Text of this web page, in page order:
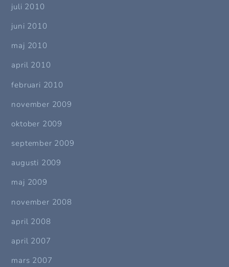
juli 2010
juni 2010
maj 2010
april 2010
februari 2010
november 2009
oktober 2009
september 2009
augusti 2009
maj 2009
november 2008
april 2008
april 2007
mars 2007